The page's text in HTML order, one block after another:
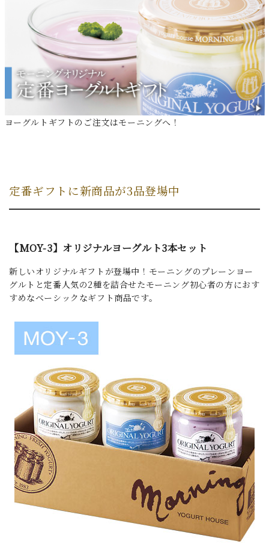
ヨーグルトギフトのご注文はモーニングへ！
定番ギフトに新商品が3品登場中
【MOY-3】オリジナルヨーグルト3本セット
新しいオリジナルギフトが登場中！モーニングのプレーンヨー
グルトと定番人気の2種を詰合せたモーニング初心者の方におす
すめなベーシックなギフト商品です。